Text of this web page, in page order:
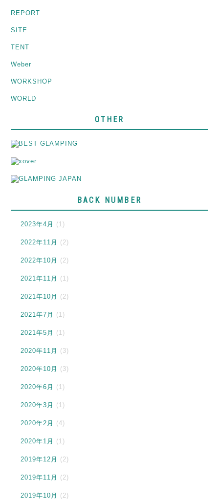
REPORT
SITE
TENT
Weber
WORKSHOP
WORLD
OTHER
BACK NUMBER
2023年4月 (1)
2022年11月 (2)
2022年10月 (2)
2021年11月 (1)
2021年10月 (2)
2021年7月 (1)
2021年5月 (1)
2020年11月 (3)
2020年10月 (3)
2020年6月 (1)
2020年3月 (1)
2020年2月 (4)
2020年1月 (1)
2019年12月 (2)
2019年11月 (2)
2019年10月 (2)